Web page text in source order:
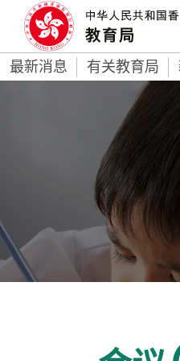
最新消息 有关教育局